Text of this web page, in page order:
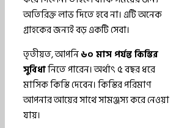
অতিরিক্ত লাভ দিতে হবে না। এটি অনেক
গ্রাহকের জন্যই বড় একটি সেবা।
তৃতীয়ত, আপনি৬০ মাস পর্যন্ত কিস্তির
সুবিধানিতে পারেন। অর্থাৎ ৫ বছর ধরে
মাসিক কিস্তি দেবেন। কিস্তির পরিমাণ
আপনার আয়ের সাথে সামঞ্জস্য করে নেওয়া
যায়।